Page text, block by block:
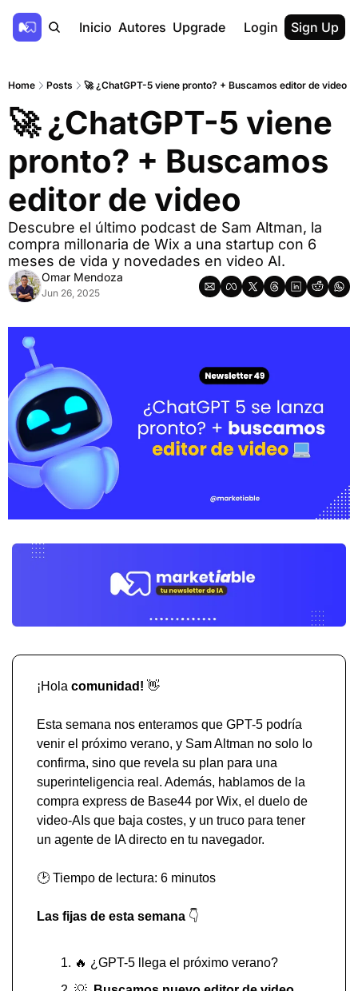
Inicio Autores Upgrade Login Sign Up
Home Posts 🚀 ¿ChatGPT-5 viene pronto? + Buscamos editor de video
🚀 ¿ChatGPT-5 viene
pronto? + Buscamos
editor de video
Descubre el último podcast de Sam Altman, la
compra millonaria de Wix a una startup con 6
meses de vida y novedades en video AI.
Omar Mendoza
Jun 26, 2025
¡Hola comunidad! 👋
Esta semana nos enteramos que GPT-5 podría
venir el próximo verano, y Sam Altman no solo lo
confirma, sino que revela su plan para una
superinteligencia real. Además, hablamos de la
compra express de Base44 por Wix, el duelo de
video-AIs que baja costes, y un truco para tener
un agente de IA directo en tu navegador.
🕑 Tiempo de lectura: 6 minutos
Las fijas de esta semana 👇
🔥 ¿GPT-5 llega el próximo verano?